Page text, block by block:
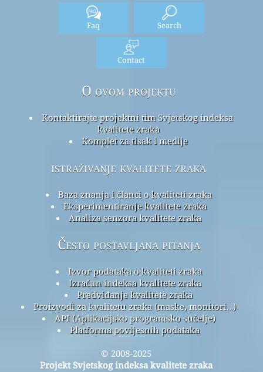
Faq Search
Contact
O ovom projektu
Kontaktirajte projektni tim Svjetskog indeksa
kvalitete zraka
Komplet za tisak i medije
istraživanje kvalitete zraka
Baza znanja i članci o kvaliteti zraka
Eksperimentiranje kvalitete zraka
Analiza senzora kvalitete zraka
Često postavljana pitanja
Izvor podataka o kvaliteti zraka
Izračun indeksa kvalitete zraka
Predviđanje kvalitete zraka
Proizvodi za kvalitetu zraka (maske, monitori…)
API (Aplikacijsko programsko sučelje)
Platforma povijesnih podataka
© 2008-2025
Projekt Svjetskog indeksa kvalitete zraka